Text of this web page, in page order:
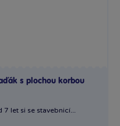
s plochou korbou
let si se stavebnicí...